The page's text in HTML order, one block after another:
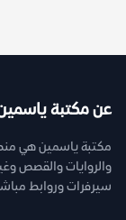
عن مكتبة
مكتبة ياسمين هي منصة
سيرفرات وروابط